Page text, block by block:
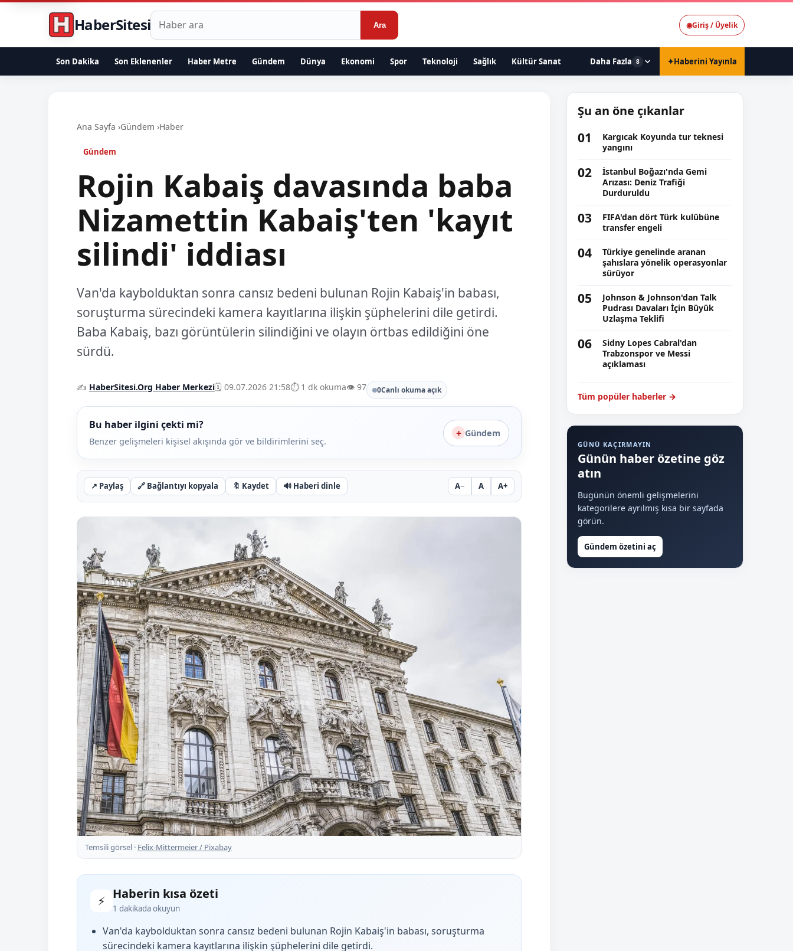
HaberSitesiHaberlerde ara
Ara ◉Giriş / Üyelik
Son Dakika Son Eklenenler Haber Metre Gündem Dünya Ekonomi Spor Teknoloji Sağlık Kültür Sanat Daha Fazla 8 ✦Haberini Yayınla
Ana Sayfa ›Gündem ›Haber
Gündem
Rojin Kabaiş davasında baba
Nizamettin Kabaiş'ten 'kayıt
silindi' iddiası
Van'da kaybolduktan sonra cansız bedeni bulunan Rojin Kabaiş'in babası,
soruşturma sürecindeki kamera kayıtlarına ilişkin şüphelerini dile getirdi.
Baba Kabaiş, bazı görüntülerin silindiğini ve olayın örtbas edildiğini öne
sürdü.
✍️ HaberSitesi.Org Haber Merkezi🗓️ 09.07.2026 21:58⏱️ 1 dk okuma👁️ 97 0Canlı okuma açık
Bu haber ilgini çekti mi?
Benzer gelişmeleri kişisel akışında gör ve bildirimlerini seç.
+ Gündem
↗ Paylaş 🔗 Bağlantıyı kopyala 🔖 Kaydet 🔊 Haberi dinle A− A A+
Temsili görsel · Felix-Mittermeier / Pixabay
⚡ Haberin kısa özeti
1 dakikada okuyun
Van'da kaybolduktan sonra cansız bedeni bulunan Rojin Kabaiş'in babası, soruşturma
sürecindeki kamera kayıtlarına ilişkin şüphelerini dile getirdi.
Şu an öne çıkanlar
01
Kargıcak Koyunda tur teknesi
yangını
02
İstanbul Boğazı'nda Gemi
Arızası: Deniz Trafiği
Durduruldu
03
FIFA'dan dört Türk kulübüne
transfer engeli
04
Türkiye genelinde aranan
şahıslara yönelik operasyonlar
sürüyor
05
Johnson & Johnson'dan Talk
Pudrası Davaları İçin Büyük
Uzlaşma Teklifi
06
Sidny Lopes Cabral'dan
Trabzonspor ve Messi
açıklaması
Tüm popüler haberler →
GÜNÜ KAÇIRMAYIN
Günün haber özetine göz
atın
Bugünün önemli gelişmelerini
kategorilere ayrılmış kısa bir sayfada
görün.
Gündem özetini aç